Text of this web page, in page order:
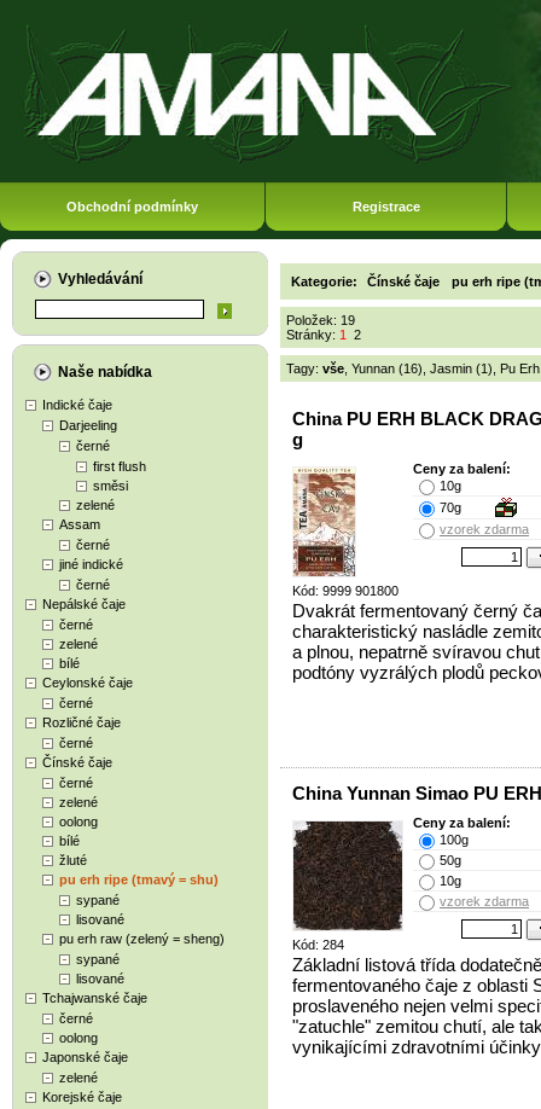
Obchodní podmínky Registrace
Vyhledávání
Naše nabídka
Indické čaje
Darjeeling
černé
first flush
směsi
zelené
Assam
černé
jiné indické
černé
Nepálské čaje
černé
zelené
bílé
Ceylonské čaje
černé
Rozličné čaje
černé
Čínské čaje
černé
zelené
oolong
bílé
žluté
pu erh ripe (tmavý = shu)
sypané
lisované
pu erh raw (zelený = sheng)
sypané
lisované
Tchajwanské čaje
černé
oolong
Japonské čaje
zelené
Korejské čaje
Kategorie: Čínské čaje pu erh ripe
Položek: 19
Stránky: 1 2
Tagy: vše Yunnan (16) Jasmin (1) Pu
China PU ERH BLACK
g
Kód: 9999 901800
Ceny za balení:
10g
70g
vzorek zdarma
Dvakrát fermentovaný černý
charakteristický nasládle
a plnou, nepatrně svíravou
podtóny vyzrálých plodů
China Yunnan Simao PU
Kód: 284
Ceny za balení:
100g
50g
10g
vzorek zdarma
Základní listová třída dodatečně
fermentovaného čaje z oblasti
proslaveného nejen velmi
"zatuchle" zemitou chutí, ale
vynikajícími zdravotními